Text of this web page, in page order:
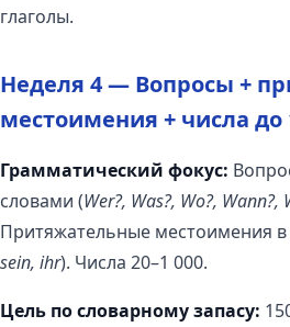
глаголы.
Неделя 4 — Вопросы +
местоимения + числа до
Грамматический фокус:
словами (Wer?, Was?, Wo?, Wann?,
Притяжательные местоимения
sein, ihr). Числа 20–1 000.
Цель по словарному запасу: